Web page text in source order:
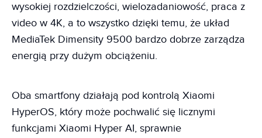
wysokiej rozdzielczości, wielozadaniowość, praca z
video w 4K, a to wszystko dzięki temu, że układ
MediaTek Dimensity 9500 bardzo dobrze zarządza
energią przy dużym obciążeniu.
Oba smartfony działają pod kontrolą Xiaomi
HyperOS, który może pochwalić się licznymi
funkcjami Xiaomi Hyper AI, sprawnie